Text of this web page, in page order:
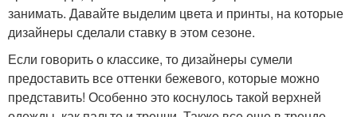
занимать. Давайте выделим цвета и принты, на которые
дизайнеры сделали ставку в этом сезоне.
Если говорить о классике, то дизайнеры сумели
предоставить все оттенки бежевого, которые можно
представить! Особенно это коснулось такой верхней